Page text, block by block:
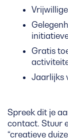
Gratis
Jaarlijks
Spreek dit je
contact. Stuur
“creatieve